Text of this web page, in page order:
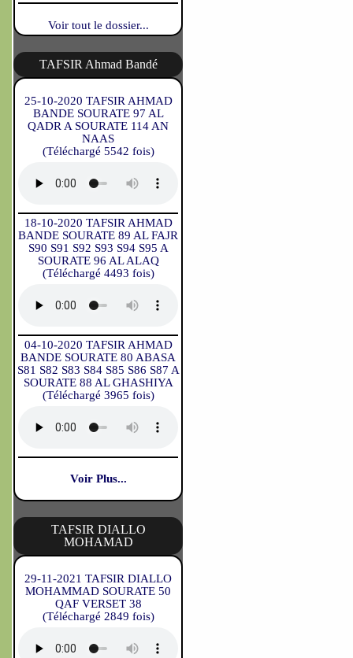
Voir tout le dossier...
TAFSIR Ahmad Bandé
25-10-2020 TAFSIR AHMAD
BANDE SOURATE 97 AL
QADR A SOURATE 114 AN
NAAS
(Téléchargé 5542 fois)
18-10-2020 TAFSIR AHMAD
BANDE SOURATE 89 AL FAJR
S90 S91 S92 S93 S94 S95 A
SOURATE 96 AL ALAQ
(Téléchargé 4493 fois)
04-10-2020 TAFSIR AHMAD
BANDE SOURATE 80 ABASA
S81 S82 S83 S84 S85 S86 S87 A
SOURATE 88 AL GHASHIYA
(Téléchargé 3965 fois)
Voir Plus...
TAFSIR DIALLO
MOHAMAD
29-11-2021 TAFSIR DIALLO
MOHAMMAD SOURATE 50
QAF VERSET 38
(Téléchargé 2849 fois)